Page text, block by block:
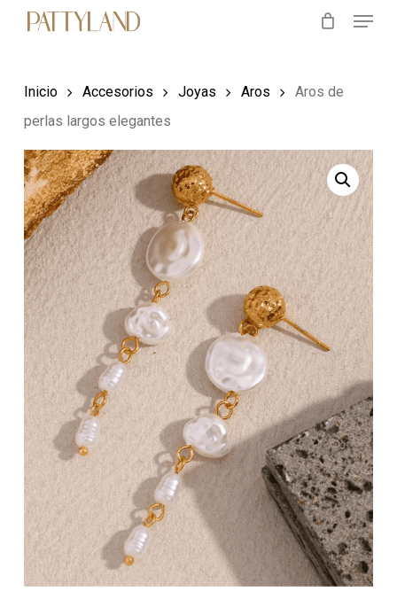
content
Menu
Inicio Accesorios Joyas Aros
Aros de
perlas largos elegantes